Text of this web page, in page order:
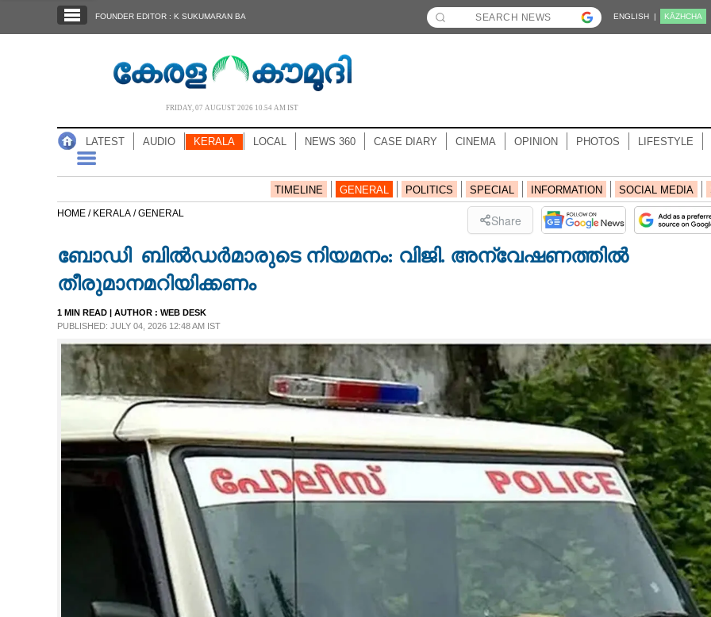
NOTIFIED NEWS
NEWS 360
CASE DIARY
FOUNDER EDITOR : K SUKUMARAN BA ENGLISH | KĀZHCHA
FRIDAY, 07 AUGUST 2026 10.54 AM IST
LATEST AUDIO KERALA LOCAL NEWS 360 CASE DIARY CINEMA OPINION PHOTOS LIFESTYLE
TIMELINE GENERAL POLITICS SPECIAL INFORMATION SOCIAL MEDIA
HOME / KERALA /GENERAL Share
ബോഡി ബിൽഡർമാരുടെ നിയമനം: വിജി. അന്വേഷണത്തിൽ
തീരുമാനമറിയിക്കണം
1 MIN READ | AUTHOR : WEB DESK
PUBLISHED: JULY 04, 2026 12:48 AM IST